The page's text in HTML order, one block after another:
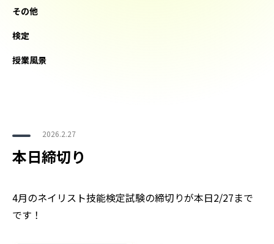
その他
検定
授業風景
2026.2.27
本日締切り
4月のネイリスト技能検定試験の締切りが本日2/27まで
です！